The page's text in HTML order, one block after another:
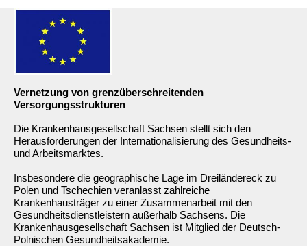
Vernetzung von grenzüberschreitenden
Versorgungsstrukturen
Die Krankenhausgesellschaft Sachsen stellt sich den
Herausforderungen der Internationalisierung des Gesundheits-
und Arbeitsmarktes.
Insbesondere die geographische Lage im Dreiländereck zu
Polen und Tschechien veranlasst zahlreiche
Krankenhausträger zu einer Zusammenarbeit mit den
Gesundheitsdienstleistern außerhalb Sachsens. Die
Krankenhausgesellschaft Sachsen ist Mitglied der Deutsch-
Polnischen Gesundheitsakademie.